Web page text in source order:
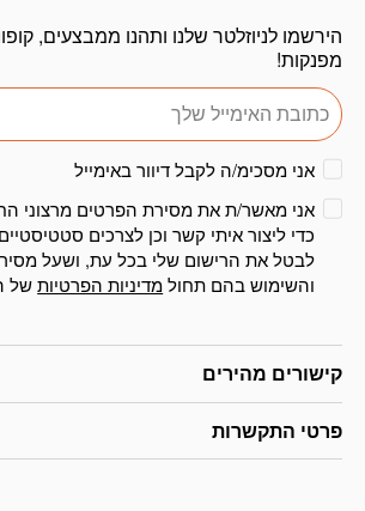
קישורים מהירים
פרטי התקשרות
הירשמו לניוזלטר שלנו ותהנו ממבצעים,
מפנקות!
אני מסכימ/ה לקבל דיוור באימייל
אני מאשר/ת את מסירת הפרטים מרצוני
כדי ליצור איתי קשר וכן לצרכים
לבטל את הרישום שלי בכל עת, ושעל
והשימוש בהם תחולמדיניות הפרטיותשל